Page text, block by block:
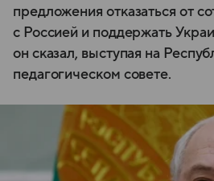
предложения отказаться от
с Россией и поддержать
он сказал, выступая на
педагогическом совете.